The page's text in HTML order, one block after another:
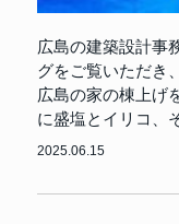
広島の建築設計事
グをご覧いただき
広島の家の棟上げ
に盛塩とイリコ、
2025.06.15